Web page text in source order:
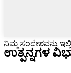
ನಿಮ್ಮ ಸಂದೇಶವನ್ನು
ಉತ್ಪನ್ನಗಳ